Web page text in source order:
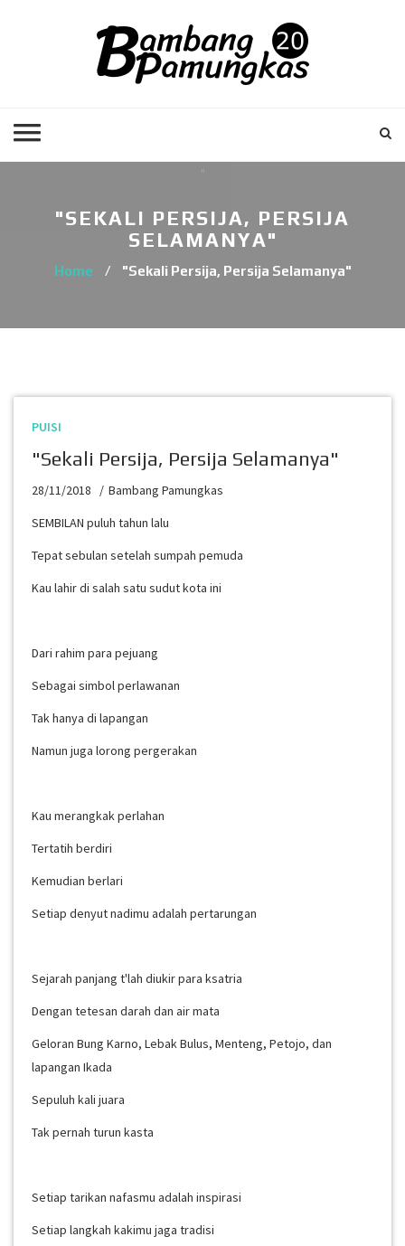
"SEKALI PERSIJA, PERSIJA
SELAMANYA"
Home / "Sekali Persija, Persija Selamanya"
PUISI
"Sekali Persija, Persija Selamanya"
28/11/2018
Bambang Pamungkas
SEMBILAN puluh tahun lalu
Tepat sebulan setelah sumpah pemuda
Kau lahir di salah satu sudut kota ini
Dari rahim para pejuang
Sebagai simbol perlawanan
Tak hanya di lapangan
Namun juga lorong pergerakan
Kau merangkak perlahan
Tertatih berdiri
Kemudian berlari
Setiap denyut nadimu adalah pertarungan
Sejarah panjang t'lah diukir para ksatria
Dengan tetesan darah dan air mata
Geloran Bung Karno, Lebak Bulus, Menteng, Petojo, dan
lapangan Ikada
Sepuluh kali juara
Tak pernah turun kasta
Setiap tarikan nafasmu adalah inspirasi
Setiap langkah kakimu jaga tradisi